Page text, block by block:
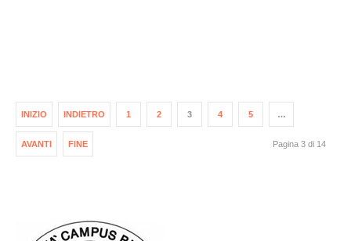
INIZIO INDIETRO 1 2 3 4 5 …
AVANTI FINE Pagina 3 di 14